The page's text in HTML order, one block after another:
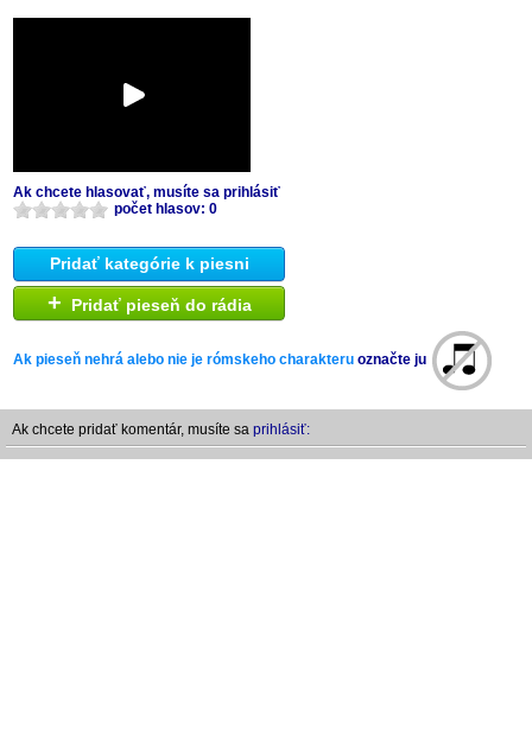
Ak chcete hlasovať, musíte sa prihlásiť
počet hlasov: 0
Pridať kategórie k piesni
+ Pridať pieseň do rádia
Ak pieseň nehrá alebo nie je rómskeho charakteru označte ju
Ak chcete pridať komentár, musíte sa prihlásiť: